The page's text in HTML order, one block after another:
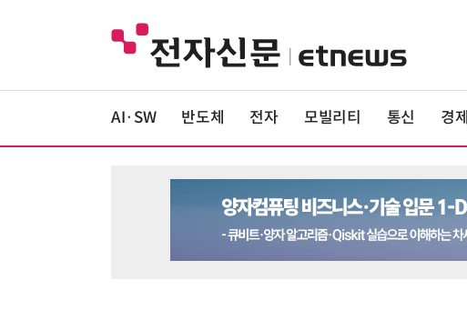
AI·SW 반도체 전자 모빌리티 통신 경제